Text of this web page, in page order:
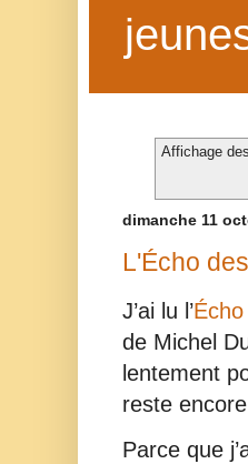
Affichage
dimanche 11
L'Écho
J’ai lu l’
de Michel
lentement
reste
Parce que